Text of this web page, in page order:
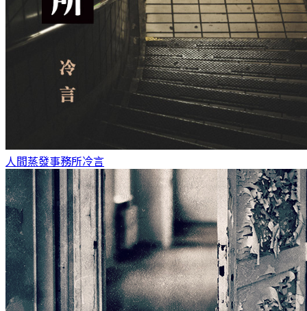
人間蒸發事務所冷言